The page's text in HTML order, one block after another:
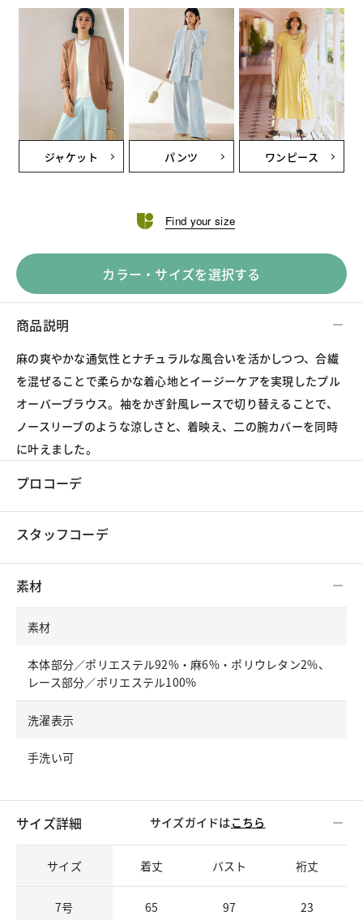
ジャケット パンツ ワンピース
Find your size
カラー・サイズを選択する
商品説明
麻の爽やかな通気性とナチュラルな風合いを活かしつつ、合繊
を混ぜることで柔らかな着心地とイージーケアを実現したプル
オーバーブラウス。袖をかぎ針風レースで切り替えることで、
ノースリーブのような涼しさと、着映え、二の腕カバーを同時
に叶えました。
プロコーデ
スタッフコーデ
素材
素材
本体部分／ポリエステル92%・麻6%・ポリウレタン2%、
レース部分／ポリエステル100%
洗濯表示
手洗い可
サイズ詳細 サイズガイドはこちら
サイズ 着丈 バスト 裄丈
7号 65 97 23